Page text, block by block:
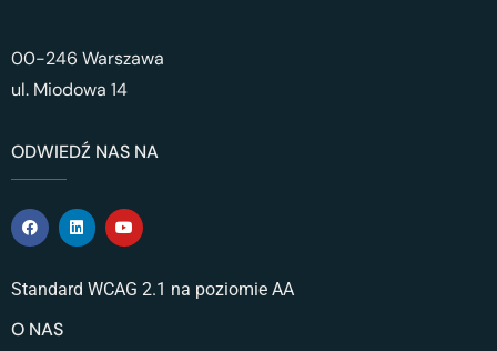
00-246 Warszawa
ul. Miodowa 14
ODWIEDŹ NAS NA
Standard WCAG 2.1 na poziomie AA
O NAS